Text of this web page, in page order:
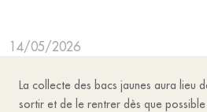
14/05/2026
La collecte des bacs jaunes aura lieu
sortir et de le rentrer dès que